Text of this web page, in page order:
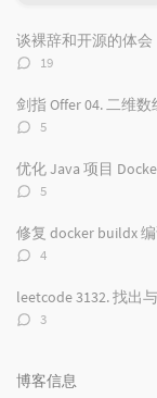
文
章
谈裸辞和开源的体会
评
数：
19
剑指 Offer 04. 二维
评
数：
5
优化 Java 项目
评
数：
5
修复 docker buildx
评
数：
4
leetcode 3132. 找出
评
3
博客信息